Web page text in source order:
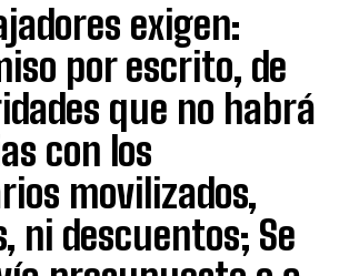
exigen:
por escrito, de
que no habrá
con los
movilizados,
ni descuentos; Se